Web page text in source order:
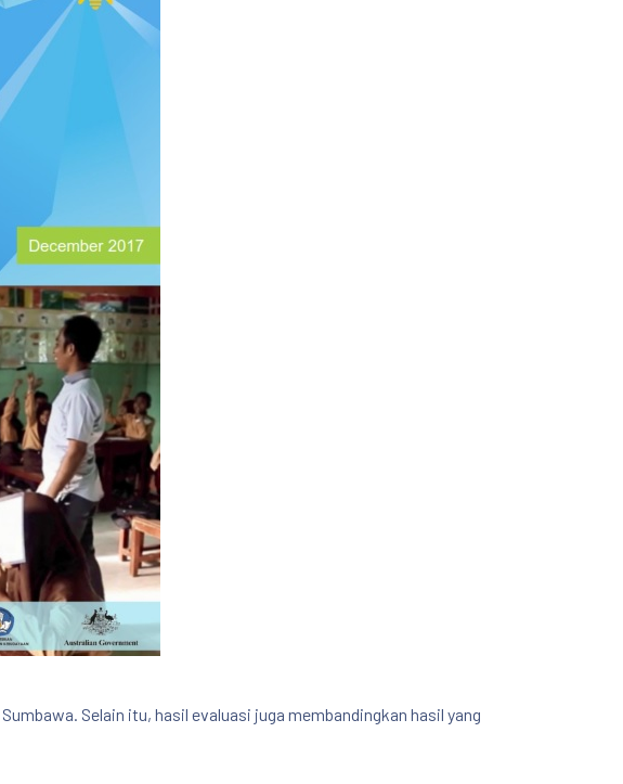
Selain itu, hasil evaluasi juga membandingkan hasil yang